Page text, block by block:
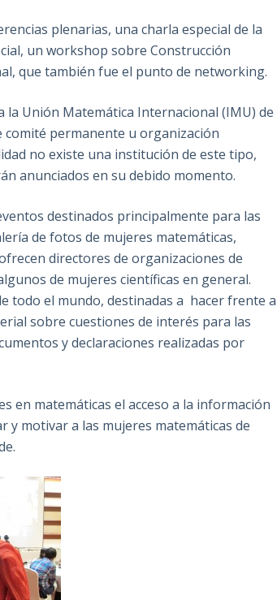
plenarias, una charla especial de la
un workshop sobre Construcción
que también fue el punto de networking.
la Unión Matemática Internacional (IMU) de
comité permanente u organización
no existe una institución de este tipo,
anunciados en su debido momento.
destinados principalmente para las
de fotos de mujeres matemáticas,
directores de organizaciones de
de mujeres científicas en general.
todo el mundo, destinadas a hacer frente a
sobre cuestiones de interés para las
y declaraciones realizadas por
en matemáticas el acceso a la información
y motivar a las mujeres matemáticas de